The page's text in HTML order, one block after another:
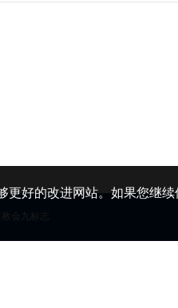
会九标志
好的改进网站。如果您继